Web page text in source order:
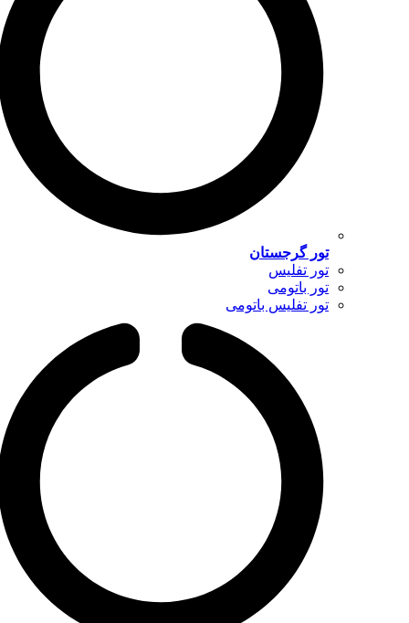
تور گرجستان
تور تفلیس
تور باتومی
تور تفلیس باتومی